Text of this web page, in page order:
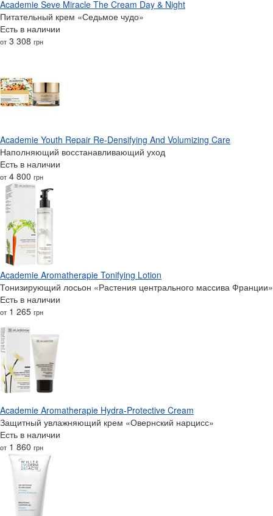
Academie Seve Miracle The Cream Day & Night
Питательный крем «Седьмое чудо»
Есть в наличии
от 3 308 грн
Academie Youth Repair Re-Densifying And Volumizing Care
Наполняющий восстанавливающий уход
Есть в наличии
от 4 800 грн
Academie Aromatherapie Tonifying Lotion
Тонизирующий лосьон «Растения центрального массива Франции»
Есть в наличии
от 1 265 грн
Academie Aromatherapie Hydra-Protective Cream
Защитный увлажняющий крем «Овернский нарцисс»
Есть в наличии
от 1 860 грн